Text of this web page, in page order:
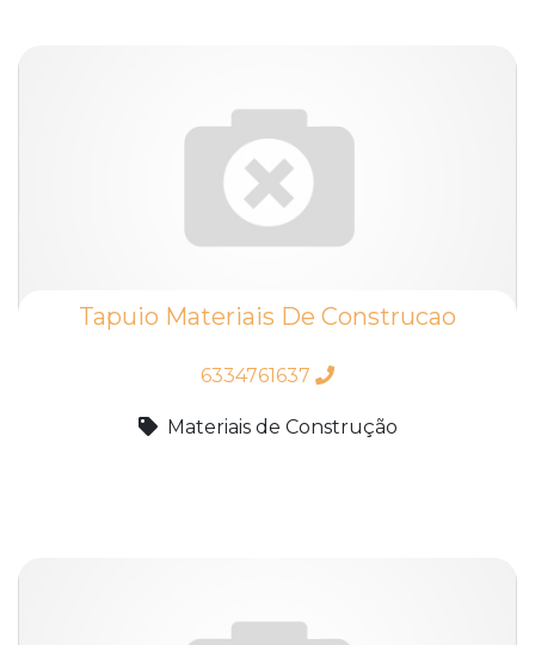
Tapuio Materiais De Construcao
6334761637
Materiais de Construção